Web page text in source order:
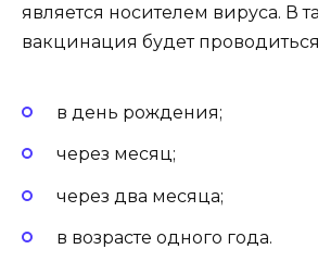
является носителем вируса. В
вакцинация будет
в день рождения;
через месяц;
через два месяца;
в возрасте одного года.